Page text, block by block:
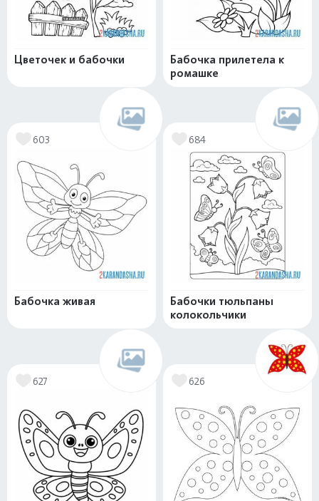
Цветочек и бабочки
Бабочка прилетела к
ромашке
603
Бабочка живая
684
Бабочки тюльпаны
колокольчики
627 626